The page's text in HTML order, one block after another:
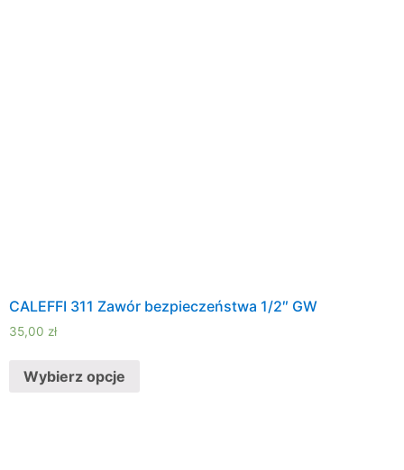
CALEFFI 311 Zawór bezpieczeństwa 1/2″ GW
35,00 zł
Wybierz opcje